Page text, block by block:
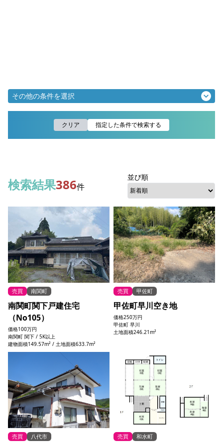
その他の条件を選択
クリア 指定した条件で検索する
検索結果386件
並び順
売買 南関町
南関町関下戸建住宅
（No105）
価格100万円
南関町 関下 / 5K以上
建物面積149.57m² / 土地面積633.7m²
売買 甲佐町
甲佐町早川空き地
価格250万円
甲佐町 早川
土地面積246.21m²
売買 八代市 売買 和水町